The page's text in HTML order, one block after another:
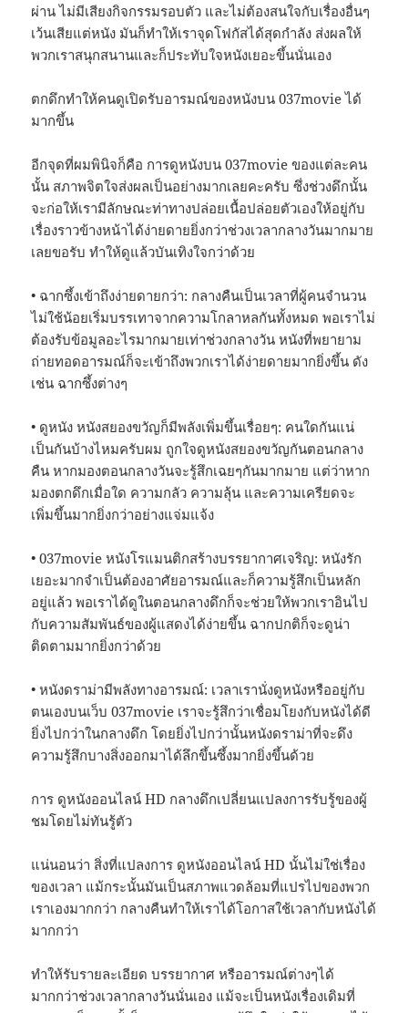
ผ่าน ไม่มีเสียงกิจกรรมรอบตัว และไม่ต้องสนใจกับเรื่องอื่นๆ
เว้นเสียแต่หนัง มันก็ทำให้เราจุดโฟกัสได้สุดกำลัง ส่งผลให้
พวกเราสนุกสนานและก็ประทับใจหนังเยอะขึ้นนั่นเอง
ตกดึกทำให้คนดูเปิดรับอารมณ์ของหนังบน 037movie ได้
มากขึ้น
อีกจุดที่ผมพินิจก็คือ การดูหนังบน 037movie ของแต่ละคน
นั้น สภาพจิตใจส่งผลเป็นอย่างมากเลยคะครับ ซึ่งช่วงดึกนั้น
จะก่อให้เรามีลักษณะท่าทางปล่อยเนื้อปล่อยตัวเองให้อยู่กับ
เรื่องราวข้างหน้าได้ง่ายดายยิ่งกว่าช่วงเวลากลางวันมากมาย
เลยขอรับ ทำให้ดูแล้วบันเทิงใจกว่าด้วย
• ฉากซึ้งเข้าถึงง่ายดายกว่า: กลางคืนเป็นเวลาที่ผู้คนจำนวน
ไม่ใช้น้อยเริ่มบรรเทาจากความโกลาหลกันทั้งหมด พอเราไม่
ต้องรับข้อมูลอะไรมากมายเท่าช่วงกลางวัน หนังที่พยายาม
ถ่ายทอดอารมณ์ก็จะเข้าถึงพวกเราได้ง่ายดายมากยิ่งขึ้น ดัง
เช่น ฉากซึ้งต่างๆ
• ดูหนัง หนังสยองขวัญก็มีพลังเพิ่มขึ้นเรื่อยๆ: คนใดกันแน่
เป็นกันบ้างไหมครับผม ถูกใจดูหนังสยองขวัญกันตอนกลาง
คืน หากมองตอนกลางวันจะรู้สึกเฉยๆกันมากมาย แต่ว่าหาก
มองตกดึกเมื่อใด ความกลัว ความลุ้น และความเครียดจะ
เพิ่มขึ้นมากยิ่งกว่าอย่างแจ่มแจ้ง
• 037movie หนังโรแมนติกสร้างบรรยากาศเจริญ: หนังรัก
เยอะมากจำเป็นต้องอาศัยอารมณ์และก็ความรู้สึกเป็นหลัก
อยู่แล้ว พอเราได้ดูในตอนกลางดึกก็จะช่วยให้พวกเราอินไป
กับความสัมพันธ์ของผู้แสดงได้ง่ายขึ้น ฉากปกติก็จะดูน่า
ติดตามมากยิ่งกว่าด้วย
• หนังดราม่ามีพลังทางอารมณ์: เวลาเรานั่งดูหนังหรืออยู่กับ
ตนเองบนเว็บ 037movie เราจะรู้สึกว่าเชื่อมโยงกับหนังได้ดี
ยิ่งไปกว่าในกลางดึก โดยยิ่งไปกว่านั้นหนังดราม่าที่จะดึง
ความรู้สึกบางสิ่งออกมาได้ลึกขึ้นซึ้งมากยิ่งขึ้นด้วย
การ ดูหนังออนไลน์ HD กลางดึกเปลี่ยนแปลงการรับรู้ของผู้
ชมโดยไม่ทันรู้ตัว
แน่นอนว่า สิ่งที่แปลงการ ดูหนังออนไลน์ HD นั้นไม่ใช่เรื่อง
ของเวลา แม้กระนั้นมันเป็นสภาพแวดล้อมที่แปรไปของพวก
เราเองมากกว่า กลางคืนทำให้เราได้โอกาสใช้เวลากับหนังได้
มากกว่า
ทำให้รับรายละเอียด บรรยากาศ หรืออารมณ์ต่างๆได้
มากกว่าช่วงเวลากลางวันนั่นเอง แม้จะเป็นหนังเรื่องเดิมที่